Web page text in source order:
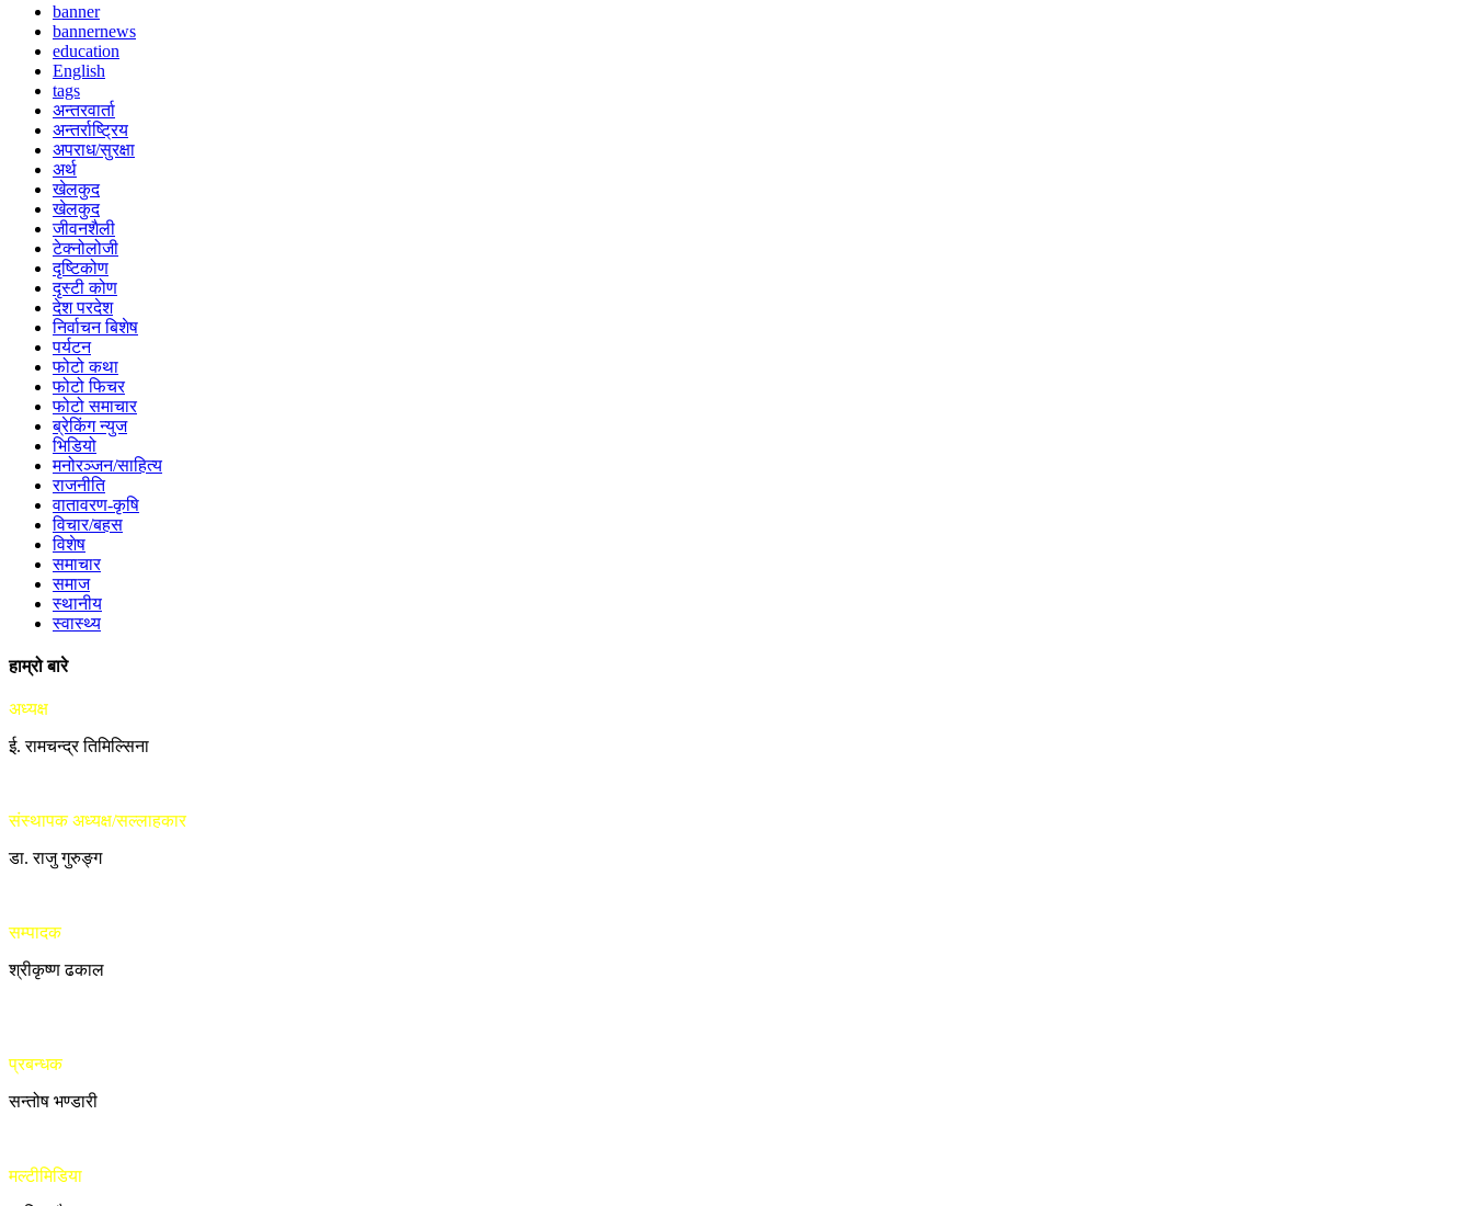
banner
bannernews
education
English
tags
अन्तरवार्ता
अन्तर्राष्ट्रिय
अपराध/सुरक्षा
अर्थ
खेलकुद
खेलकुद
जीवनशैली
टेक्नोलोजी
दृष्टिकोण
दृस्टी कोण
देश परदेश
निर्वाचन बिशेष
पर्यटन
फोटो कथा
फोटो फिचर
फोटो समाचार
ब्रेकिंग न्युज
भिडियो
मनोरञ्जन/साहित्य
राजनीति
वातावरण-कृषि
विचार/बहस
विशेष
समाचार
समाज
स्थानीय
स्वास्थ्य
हाम्रो बारे
अध्यक्ष
ई. रामचन्द्र तिमिल्सिना
संस्थापक अध्यक्ष/सल्लाहकार
डा. राजु गुरुङ्ग
सम्पादक
श्रीकृष्ण ढकाल
प्रबन्धक
सन्तोष भण्डारी
मल्टीमिडिया